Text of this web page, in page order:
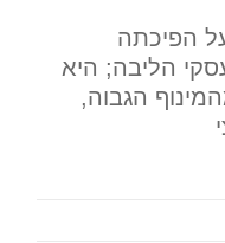
הפיכתה
הליבה; היא
הגבוה,